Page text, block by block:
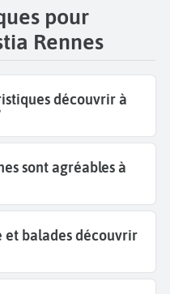
pour
Rennes
découvrir à
sont agréables à
et balades découvrir